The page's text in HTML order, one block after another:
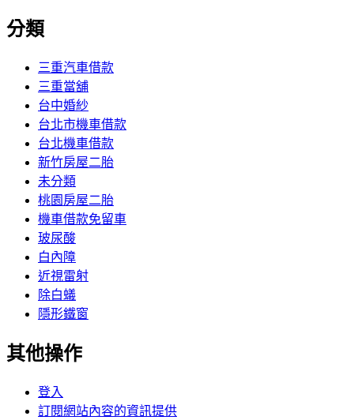
分類
三重汽車借款
三重當舖
台中婚紗
台北市機車借款
台北機車借款
新竹房屋二胎
未分類
桃園房屋二胎
機車借款免留車
玻尿酸
白內障
近視雷射
除白蟻
隱形鐵窗
其他操作
登入
訂閱網站內容的資訊提供